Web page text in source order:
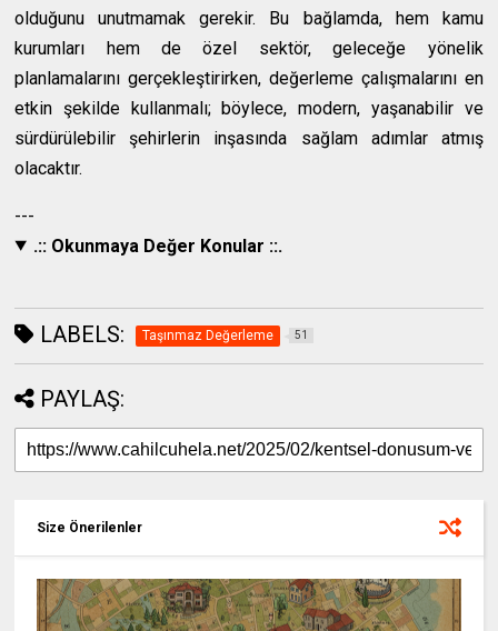
olduğunu unutmamak gerekir. Bu bağlamda, hem kamu
kurumları hem de özel sektör, geleceğe yönelik
planlamalarını gerçekleştirirken, değerleme çalışmalarını en
etkin şekilde kullanmalı; böylece, modern, yaşanabilir ve
sürdürülebilir şehirlerin inşasında sağlam adımlar atmış
olacaktır.
---
.:: Okunmaya Değer Konular ::.
LABELS: Taşınmaz Değerleme 51
PAYLAŞ:
Size Önerilenler